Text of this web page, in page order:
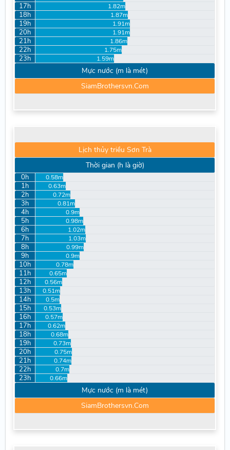
17h 1.82m
18h 1.87m
19h 1.91m
20h 1.91m
21h 1.86m
22h 1.75m
23h 1.59m
Mực nước (m là mét)
SiamBrothersvn.Com
Lịch thủy triều Sơn Trà
Thời gian (h là giờ)
0h 0.58m
1h 0.63m
2h 0.72m
3h 0.81m
4h 0.9m
5h 0.98m
6h 1.02m
7h 1.03m
8h 0.99m
9h 0.9m
10h 0.78m
11h 0.65m
12h 0.56m
13h 0.51m
14h 0.5m
15h 0.53m
16h 0.57m
17h 0.62m
18h 0.68m
19h 0.73m
20h 0.75m
21h 0.74m
22h 0.7m
23h 0.66m
Mực nước (m là mét)
SiamBrothersvn.Com